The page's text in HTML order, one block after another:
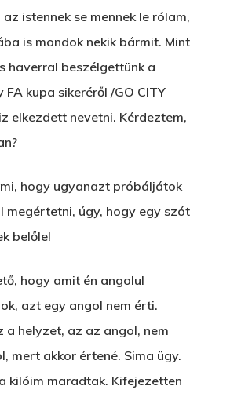
istennek se mennek le rólam,
is mondok nekik bármit. Mint
haverral beszélgettünk a
FA kupa sikeréről /GO CITY
elkezdett nevetni. Kérdeztem,
hogy ugyanazt próbáljátok
megértetni, úgy, hogy egy szót
belőle!
hogy amit én angolul
azt egy angol nem érti.
a helyzet, az az angol, nem
mert akkor értené. Sima ügy.
kilóim maradtak. Kifejezetten
Ment A Hűtlen
Egy Be-Fektetést,
FELICITÁ
AZ IGAZI AJÁNDÉK
Párizs És Újra MI
The Castle
Unit 345
2500 Castle Dr
Manhattan, NY